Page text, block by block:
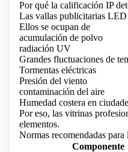
Por qué la calificación IP
Las vallas publicitarias LED
Ellos se ocupan de
acumulación de polvo
radiación UV
Grandes fluctuaciones de
Tormentas eléctricas
Presión del viento
contaminación del aire
Humedad costera en
Por eso, las vitrinas
elementos.
Normas recomendadas
Componente